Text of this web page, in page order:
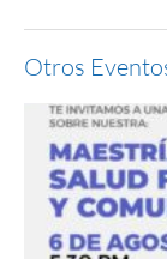
Otros